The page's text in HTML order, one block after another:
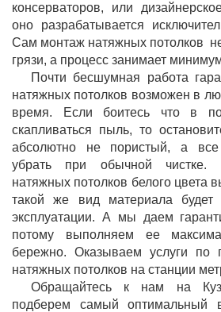
консерваторов, или
оно разрабатывается
Сам монтаж натяжных потолков
грязи, а процесс занимает
Почти бесшумная работа
натяжных потолков возможен в
время. Если боитесь что в
скапливаться пыль, то
абсолютно не пористый, а все
убрать при обычной чистке.
натяжных потолков белого цвета
такой же вид материала
эксплуатации. А мы даем
потому выполняем ее
бережно. Оказываем услуги по
натяжных потолков на станции
Обращайтесь к нам на
подберем самый оптимальный